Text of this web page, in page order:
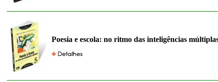
Poesia e escola: no ritmo das inteligências